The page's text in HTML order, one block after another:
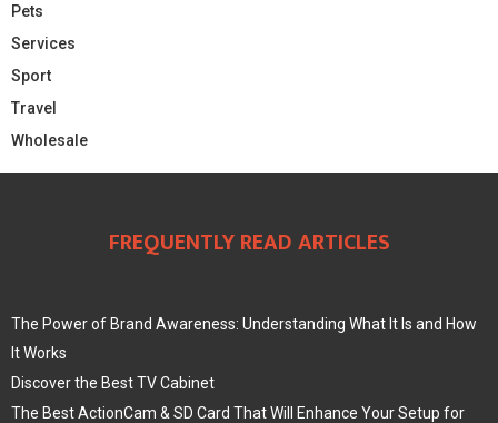
Pets
Services
Sport
Travel
Wholesale
FREQUENTLY READ ARTICLES
The Power of Brand Awareness: Understanding What It Is and How
It Works
Discover the Best TV Cabinet
The Best ActionCam & SD Card That Will Enhance Your Setup for